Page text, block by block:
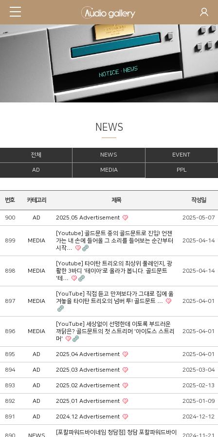
NEWS
전체 NEWS EVENT
AD MEDIA PPL
번호 카테고리 제목 작성일
900 AD 2025.05 Advertisement 2025-05-07
899 MEDIA
[Youtube] 골드문트 중의 골드문트로 진입! 언젠
가는 내 손에 들어올 그 소리를 들어보는 순간부터
시작…
2025-04-14
898 MEDIA
[Youtube] 타이탄 트리오의 최상위 풀레인지, 광
활한 3바디 '테이아'로 올라가 봅니다. 골드문트
'테…
2025-04-14
897 MEDIA
[YouTube] 직접 듣고 만져보다가 그대로 집에 옮
겨놓을 타이탄 트리오의 넘버 투! 골드문트 …
2025-04-01
896 MEDIA
[YouTube] 세상없이 선명한데 이토록 부드러운
까닭은? 골드문트의 첫 스트리머 '아이도스 스트리
머'
2025-04-01
895 AD 2025.04 Advertisement 2025-04-01
894 AD 2025.03 Advertisement 2025-03-04
893 AD 2025.02 Advertisement 2025-02-13
892 AD 2025.01 Advertisement 2025-01-09
891 AD 2024.12 Advertisement 2024-12-12
[포칼파워드바이네임 청담점] 청담 포칼파워드바이